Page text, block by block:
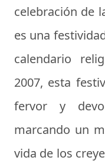
celebración de
es una
calendario
2007, esta
fervor y
marcando un
vida de los